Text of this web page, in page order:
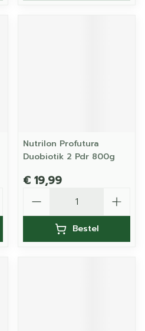
Nutrilon Profutura
Duobiotik 2 Pdr 800g
€ 19,99
Bestel